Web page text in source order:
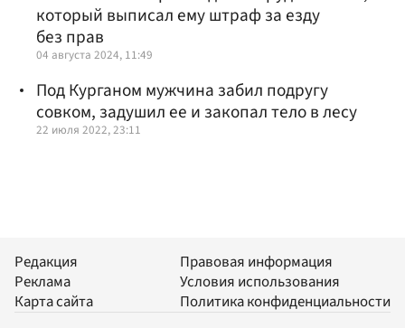
который выписал ему штраф за езду
без прав
04 августа 2024, 11:49
Под Курганом мужчина забил подругу
совком, задушил ее и закопал тело в лесу
22 июля 2022, 23:11
Редакция
Реклама
Карта сайта
Правовая информация
Условия использования
Политика конфиденциальности